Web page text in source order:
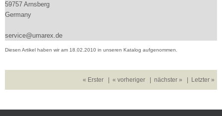
59757 Arnsberg
Germany
service@umarex.de
Diesen Artikel haben wir am 18.02.2010 in unseren Katalog aufgenommen.
« Erster « vorheriger nächster » Letzter »